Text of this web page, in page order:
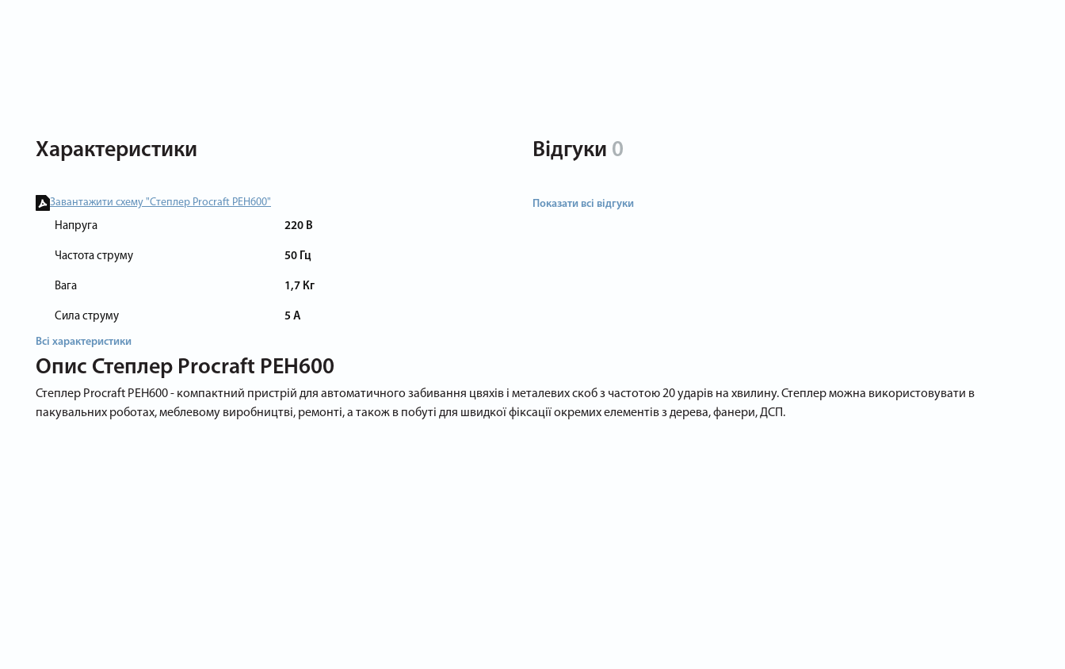
Характеристики
Завантажити схему "Степлер Procraft PEH600"
Напруга
220 В
Частота струму 50 Гц
Вага 1,7 Кг
Сила струму 5 А
Всі характеристики
Відгуки 0
Показати всі відгуки
Опис Степлер Procraft PEH600
Степлер Procraft PEH600 - компактний пристрій для автоматичного забивання цвяхів і металевих скоб з частотою 20 ударів на хвилину. Степлер можна використовувати в
пакувальних роботах, меблевому виробництві, ремонті, а також в побуті для швидкої фіксації окремих елементів з дерева, фанери, ДСП.